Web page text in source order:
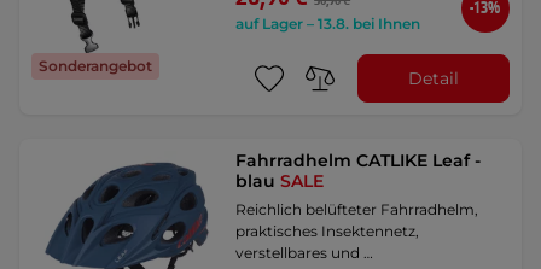
Sonderangebot
auf Lager – 13.8. bei Ihnen
-13%
Detail
Fahrradhelm CATLIKE Leaf -
blauSALE
Reichlich belüfteter Fahrradhelm,
praktisches Insektennetz,
verstellbares und …